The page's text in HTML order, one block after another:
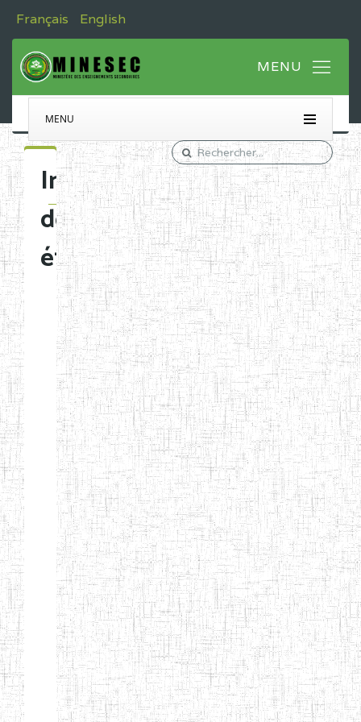
Français English
MENU
Immatriculation
des
établissements
Etablissements
d'enseignement
normal
ENI
Chercher:
Effacer les filtres
Denomination
Type